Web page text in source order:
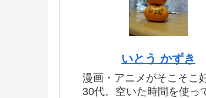
いとう かずき
漫画・アニメがそこそこ
30代。空いた時間を使っ